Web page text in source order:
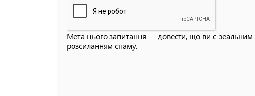
Мета цього запитання — довести, що ви є реальним
розсиланням спаму.